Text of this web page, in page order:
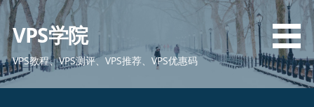
跳
内
容
VPS学院
VPS教程、VPS测评、VPS推荐、VPS优惠码